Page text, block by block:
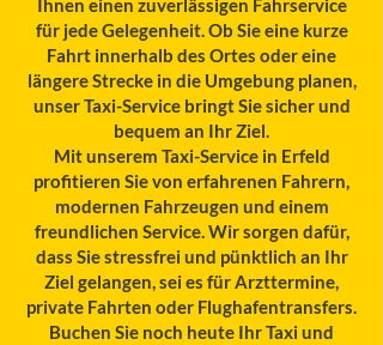
Ihnen einen zuverlässigen Fahrservice
für jede Gelegenheit. Ob Sie eine kurze
Fahrt innerhalb des Ortes oder eine
längere Strecke in die Umgebung planen,
unser Taxi-Service bringt Sie sicher und
bequem an Ihr Ziel.
Mit unserem Taxi-Service in Erfeld
profitieren Sie von erfahrenen Fahrern,
modernen Fahrzeugen und einem
freundlichen Service. Wir sorgen dafür,
dass Sie stressfrei und pünktlich an Ihr
Ziel gelangen, sei es für Arzttermine,
private Fahrten oder Flughafentransfers.
Buchen Sie noch heute Ihr Taxi und